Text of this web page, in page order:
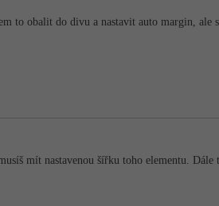
to obalit do divu a nastavit auto margin,
mít nastavenou šířku toho elementu.